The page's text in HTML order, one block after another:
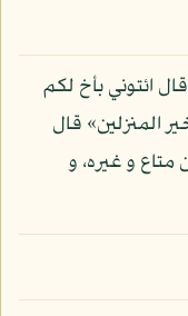
ائتوني بأخ لكم
المنزلين» قال
متاع و غيره، و